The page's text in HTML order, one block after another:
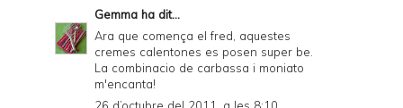
Gemma ha dit...
Ara que comença el fred, aquestes
cremes calentones es posen super be.
La combinacio de carbassa i moniato
m'encanta!